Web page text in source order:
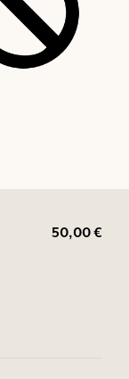
50,00 €